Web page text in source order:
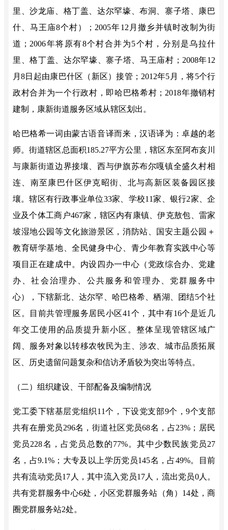
里、沙龙庙、格丁盖、达尔罕壕、布洞、寨子塔、康巴
什、马王庙8个村）；2005年12月撤乡并镇时改制为街
道；2006年将原有8个村合并为5个村，分别是乌拉什
里、格丁盖、达尔罕壕、寨子塔、马王庙村；2008年12
月8日起由康巴什区（新区）接管；2012年5月，将5个行
政村合并为一个行政村，即哈巴格希村；2018年撤销村
建制， 康新街道服务区域从辖区划出。
哈巴格希一词由蒙古语音译而来，汉语译为：卓越的老
师。街道辖区总面积185.27平方公里，辖区东至阿布亥川
与康新街道边界接壤、西与伊旗苏布尔嘎镇全盛久村相
连、南至康巴什区伊克昭街、北与高新区装备园区接
壤。辖区有行政事业单位33家、学校11家、银行2家、企
业及个体工商户467家，辖区内有康镇、伊克敖包、雷家
坡湿地公园等文化旅游景区，消防站、国安主题公园＋
教育研学基地、全民健身中心、青少年教育实践中心等
项目正在建成中。内设四办一中心（党政综合办、党建
办、社会治理办、公共服务和管理办、党群服务中
心），下辖新北、达尔罕、哈巴格希、栖湖、团结5个社
区。目前共管理服务居民小区41个，其中有16个是近几
年交工使用的品质提升新小区。整体呈现管辖区域广
阔、 服务对象以转移农牧民为主 、涉农、城市品质拓展
区、历史遗留问题复杂和信访矛盾较为突出等特点。
（二）组织建设、干部配备及编制情况
党工委下辖基层党组织11个，下设党支部9个，9个支部
共有在册党员296名，街道社区党员68名，占23%；居民
党员228名，占党员总数的77%。其中少数民族党员27
名，占9.1%；大专及以上学历党员145名，占49%。目前
共有流动党员17人，其中流入党员17人，流出党员0人。
共有党群服务中心6处，小区党群服务站（角）14处，商
圈党群服务站2处。